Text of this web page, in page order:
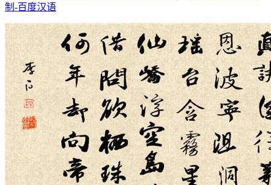
制-百度汉语